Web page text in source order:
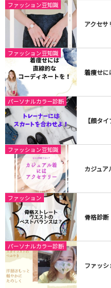
ファッション豆知識
アクセサ
ファッション豆知識
着痩せに
パーソナルカラー診断
【顔タ
ファッション豆知識
カジュ
ファッション
骨格診
パーソナルカラー診断
ファッシ